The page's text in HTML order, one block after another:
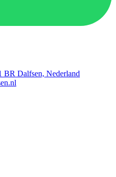
BR Dalfsen, Nederland